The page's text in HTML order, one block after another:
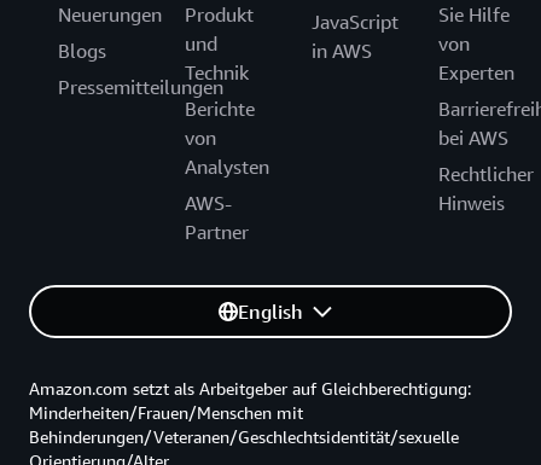
Neuerungen
Blogs
Pressemitteilungen
Produkt
und
Technik
Berichte
von
Analysten
AWS-
Partner
JavaScript
in AWS
Sie Hilfe
von
Experten
bei AWS
Rechtlicher
Hinweis
English
Amazon.com setzt als Arbeitgeber auf Gleichberechtigung:
Minderheiten/Frauen/Menschen mit
Behinderungen/Veteranen/Geschlechtsidentität/sexuelle